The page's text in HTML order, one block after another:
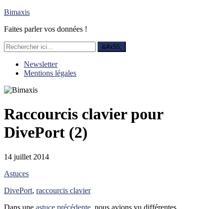
Bimaxis
Faites parler vos données !
Newsletter
Mentions légales
Raccourcis clavier pour
DivePort (2)
14 juillet 2014
Astuces
DivePort, raccourcis clavier
Dans une astuce précédente, nous avions vu différentes